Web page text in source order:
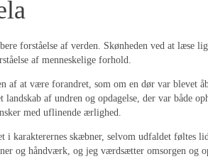
forståelse af verden. Skønheden ved at læse
af menneskelige forhold.
at være forandret, som om en dør var blevet
landskab af undren og opdagelse, der var
med uflinende ærlighed.
i karakterernes skæbner, selvom udfaldet
og håndværk, og jeg værdsætter omsorgen